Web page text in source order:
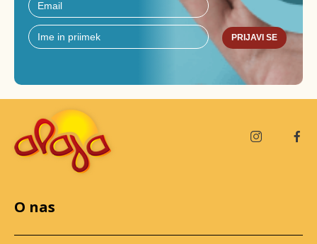
PRIJAVI SE
O nas